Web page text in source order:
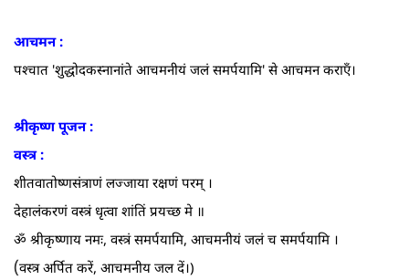
आचमन :
पश्चात 'शुद्धोदकस्नानांते आचमनीयं जलं समर्पयामि' से आचमन कराएँ।
श्रीकृष्ण पूजन :
वस्त्र :
शीतवातोष्णसंत्राणं लज्जाया रक्षणं परम्‌ ।
देहालंकरणं वस्त्रं धृत्वा शांतिं प्रयच्छ मे ॥
ॐ श्रीकृष्णाय नमः, वस्त्रं समर्पयामि, आचमनीयं जलं च समर्पयामि ।
(वस्त्र अर्पित करें, आचमनीय जल दें।)